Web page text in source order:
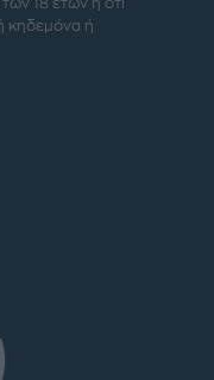
18 ετών ή ότι
κηδεμόνα ή